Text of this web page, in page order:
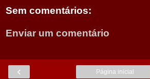
Sem comentários:
Enviar um comentário
‹ Página inicial